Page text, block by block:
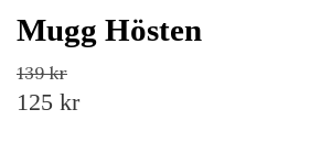
Mugg Hösten
139 kr
125 kr